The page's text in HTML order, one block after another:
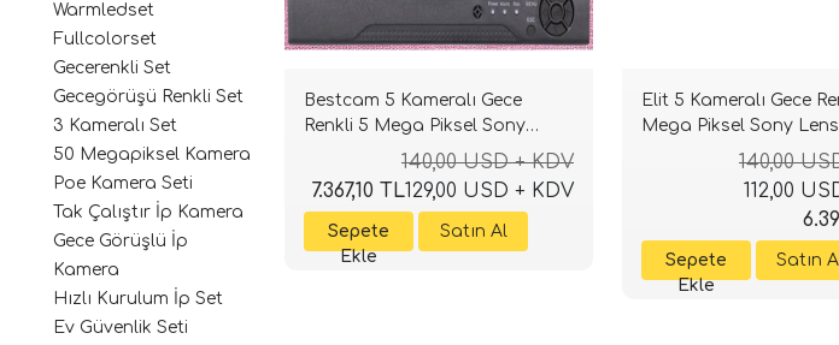
Warmledset
Fullcolorset
Gecerenkli Set
Gecegörüşü Renkli Set
3 Kameralı Set
50 Megapiksel Kamera
Poe Kamera Seti
Tak Çalıştır İp Kamera
Gece Görüşlü İp
Kamera
Hızlı Kurulum İp Set
Ev Güvenlik Seti
Bestcam 5 Kameralı Gece
Renkli 5 Mega Piksel Sony
Lensli 4K Güvenlik Sistemi
140,00 USD + KDV
129,00 USD + KDV
7.367,10 TL
Elit 5 Kameralı Gece
Mega Piksel Sony
Full HD Güvenlik
140,00
112,00